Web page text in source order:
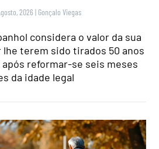
2026 | Gonçalo Viegas
considera o valor da sua
terem sido tirados 50 anos
após reformar-se seis meses
da idade legal